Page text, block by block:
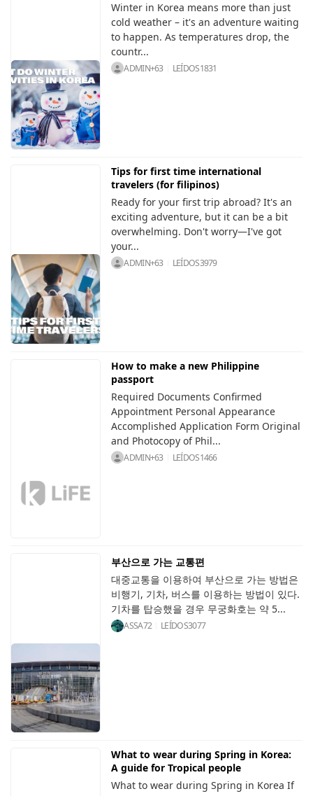
Winter in Korea means more than just
cold weather – it's an adventure waiting
to happen. As temperatures drop, the
countr...
ADMIN+63 LEÍDOS1831
Tips for first time international
travelers (for filipinos)
Ready for your first trip abroad? It's an
exciting adventure, but it can be a bit
overwhelming. Don't worry—I've got
your...
ADMIN+63 LEÍDOS3979
How to make a new Philippine
passport
Required Documents Confirmed
Appointment Personal Appearance
Accomplished Application Form Original
and Photocopy of Phil...
ADMIN+63 LEÍDOS1466
부산으로 가는 교통편
대중교통을 이용하여 부산으로 가는 방법은
비행기, 기차, 버스를 이용하는 방법이 있다.
기차를 탑승했을 경우 무궁화호는 약 5...
ASSA72 LEÍDOS3077
What to wear during Spring in Korea:
A guide for Tropical people
What to wear during Spring in Korea If